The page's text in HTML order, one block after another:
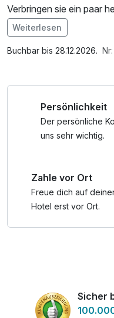
Verbringen sie ein paar
Wald. Die
noch unberührte Natur
laden sie förmlich zur
Herausforderungen
Im Angebot enthalten
Saunabenutzung,
Weiterlesen
Buchbar bis 28.12.2026.
Persönlichkeit
Der persönliche
uns sehr wichtig.
Zahle vor Ort
Freue dich auf
Hotel erst vor Ort.
Sicher